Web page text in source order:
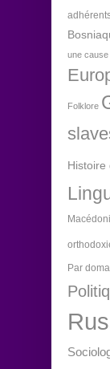
une
Folklore
Histoire
Par